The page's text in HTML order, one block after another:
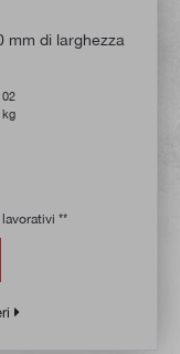
di 5 su 5 stelle
mm di larghezza
kg
**